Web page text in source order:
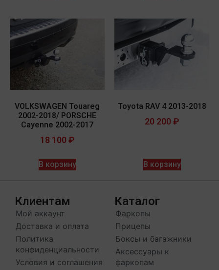
VOLKSWAGEN Touareg
2002-2018/ PORSCHE
Cayenne 2002-2017
18 100 ₽
В корзину
Toyota RAV 4 2013-2018
20 200 ₽
В корзину
Клиентам
Мой аккаунт
Доставка и оплата
Политика
конфиденциальности
Условия и соглашения
Каталог
Фаркопы
Прицепы
Боксы и багажники
Аксессуары к
фаркопам